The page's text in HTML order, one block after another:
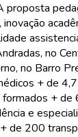
proposta
no
no Barro
+ de
+ de
e
de 200